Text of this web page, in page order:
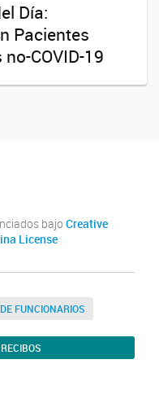
Día:
Pacientes
COVID-19
bajo Creative
License
FUNCIONARIOS